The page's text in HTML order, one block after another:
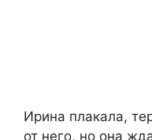
Ирина плакала,
от него, но она